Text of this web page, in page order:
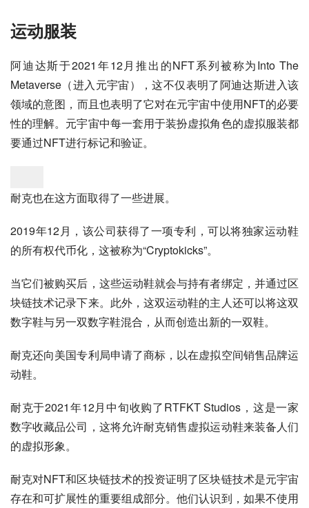
运动服装
阿迪达斯于2021年12月推出的NFT系列被称为Into The
Metaverse（进入元宇宙），这不仅表明了阿迪达斯进入该
领域的意图，而且也表明了它对在元宇宙中使用NFT的必要
性的理解。元宇宙中每一套用于装扮虚拟角色的虚拟服装都
要通过NFT进行标记和验证。
耐克也在这方面取得了一些进展。
2019年12月，该公司获得了一项专利，可以将独家运动鞋
的所有权代币化，这被称为“Cryptokicks”。
当它们被购买后，这些运动鞋就会与持有者绑定，并通过区
块链技术记录下来。此外，这双运动鞋的主人还可以将这双
数字鞋与另一双数字鞋混合，从而创造出新的一双鞋。
耐克还向美国专利局申请了商标，以在虚拟空间销售品牌运
动鞋。
耐克于2021年12月中旬收购了RTFKT Studios，这是一家
数字收藏品公司，这将允许耐克销售虚拟运动鞋来装备人们
的虚拟形象。
耐克对NFT和区块链技术的投资证明了区块链技术是元宇宙
存在和可扩展性的重要组成部分。他们认识到，如果不使用